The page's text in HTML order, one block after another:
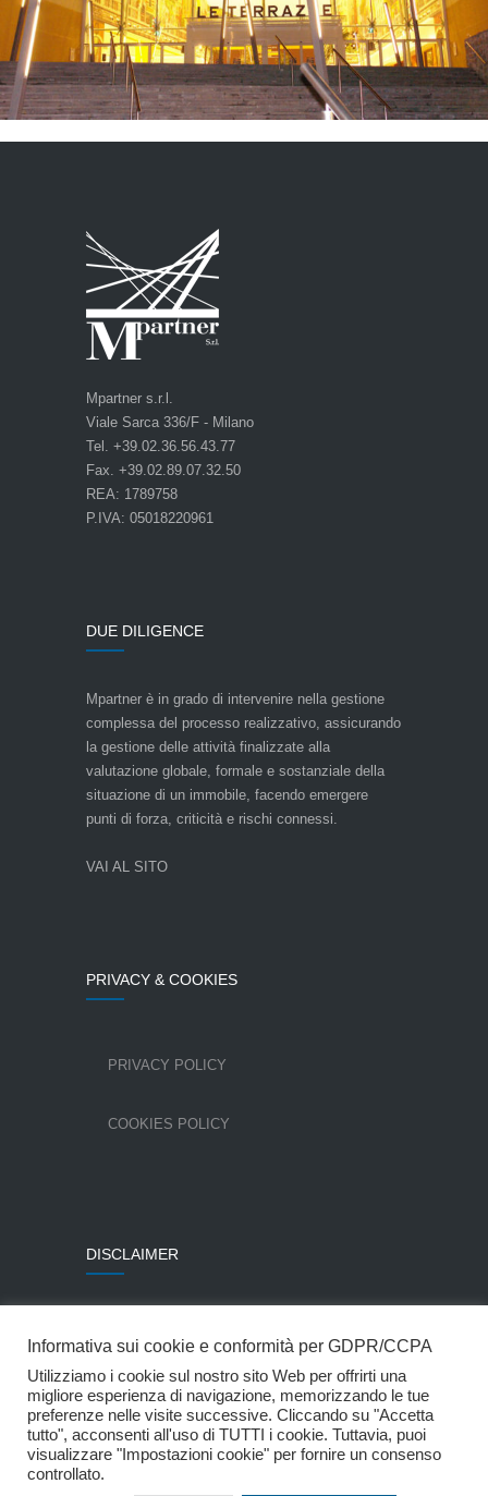
Mpartner s.r.l.
Viale Sarca 336/F - Milano
Tel. +39.02.36.56.43.77
Fax. +39.02.89.07.32.50
REA: 1789758
P.IVA: 05018220961
DUE DILIGENCE
Mpartner è in grado di intervenire nella gestione
complessa del processo realizzativo, assicurando
la gestione delle attività finalizzate alla
valutazione globale, formale e sostanziale della
situazione di un immobile, facendo emergere
punti di forza, criticità e rischi connessi.
VAI AL SITO
PRIVACY & COOKIES
PRIVACY POLICY
COOKIES POLICY
DISCLAIMER
concessione della Colombo Costruzioni SpA.
© Mpartner Srl
Website byBlucannella.it
Informativa sui cookie e conformità per GDPR/CCPA
Utilizziamo i cookie sul nostro sito Web per offrirti una
migliore esperienza di navigazione, memorizzando le tue
preferenze nelle visite successive. Cliccando su "Accetta
tutto", acconsenti all'uso di TUTTI i cookie. Tuttavia, puoi
visualizzare "Impostazioni cookie" per fornire un consenso
controllato.